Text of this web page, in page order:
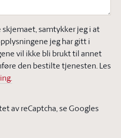
samtykker jeg i at
jeg har gitt i
vil ikke bli brukt til annet
den bestilte tjenesten. Les
av reCaptcha, se Googles